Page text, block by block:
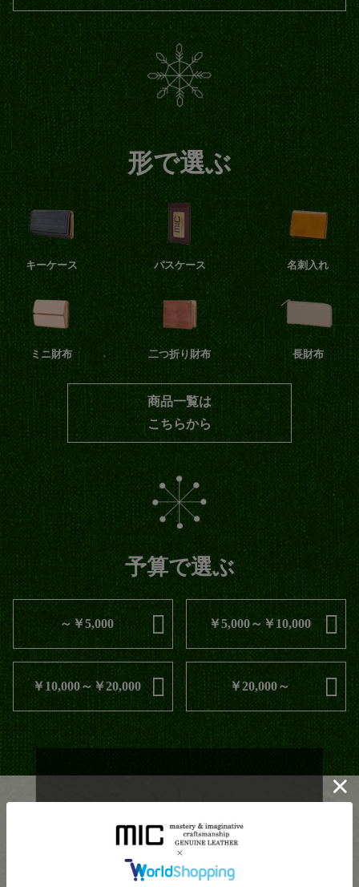
本特集は
形で選ぶ
キーケース パスケース 名刺入れ
ミニ財布 二つ折り財布 長財布
商品一覧は
こちらから
予算で選ぶ
～￥5,000 ￥5,000～￥10,000
￥10,000～￥20,000 ￥20,000～